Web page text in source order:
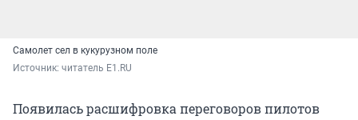
Самолет сел в кукурузном поле
Источник: читатель E1.RU
Появилась расшифровка переговоров пилотов